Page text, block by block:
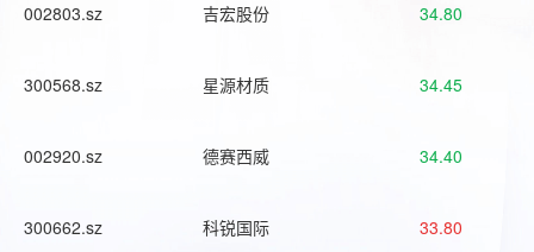
002803.sz 吉宏股份 34.80
300568.sz 星源材质 34.45
002920.sz 德赛西威 34.40
300662.sz 科锐国际 33.80